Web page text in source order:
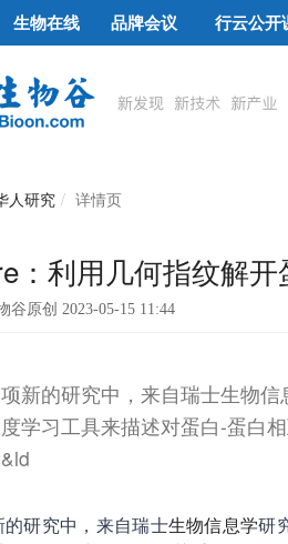
生物在线 品牌会议 行云公开
人研究 详情页
：利用几何指纹解
谷原创 2023-05-15 11:44
新的研究中，来自瑞士生物
学习工具来描述对蛋白-蛋白
的研究中，来自瑞士生物信息学研